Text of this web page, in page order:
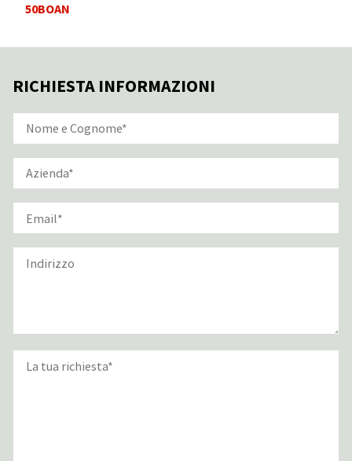
50BOAN
RICHIESTA INFORMAZIONI